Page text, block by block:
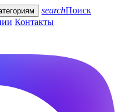
searchПоиск
Контакты